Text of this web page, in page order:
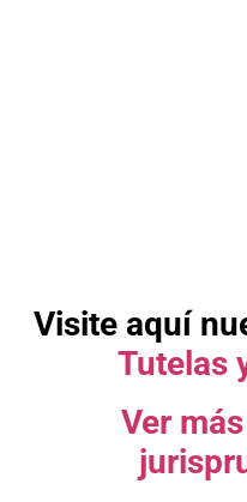
Visite aquí
Tutelas
Ver